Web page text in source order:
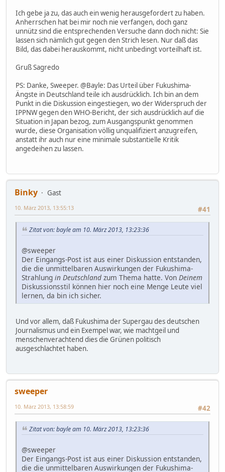
Ich gebe ja zu, das auch ein wenig herausgefordert zu haben.
Anherrschen hat bei mir noch nie verfangen, doch ganz
unnütz sind die entsprechenden Versuche dann doch nicht: Sie
lassen sich nämlich gut gegen den Strich lesen. Nur daß das
Bild, das dabei herauskommt, nicht unbedingt vorteilhaft ist.
Gruß Sagredo
PS: Danke, Sweeper. @Bayle: Das Urteil über Fukushima-
Ängste in Deutschland teile ich ausdrücklich. Ich bin an dem
Punkt in die Diskussion eingestiegen, wo der Widerspruch der
IPPNW gegen den WHO-Bericht, der sich ausdrücklich auf die
Situation in Japan bezog, zum Ausgangspunkt genommen
wurde, diese Organisation völlig unqualifiziert anzugreifen,
anstatt ihr auch nur eine minimale substantielle Kritik
angedeihen zu lassen.
Binky
Gast
#41
10. März 2013, 13:55:13
Zitat von: bayle am 10. März 2013, 13:23:36
@sweeper
Der Eingangs-Post ist aus einer Diskussion entstanden,
die die unmittelbaren Auswirkungen der Fukushima-
Strahlung in Deutschland zum Thema hatte. Von Deinem
Diskussionsstil können hier noch eine Menge Leute viel
lernen, da bin ich sicher.
Und vor allem, daß Fukushima der Supergau des deutschen
Journalismus und ein Exempel war, wie machtgeil und
menschenverachtend dies die Grünen politisch
ausgeschlachtet haben.
sweeper
#42
10. März 2013, 13:58:59
Zitat von: bayle am 10. März 2013, 13:23:36
@sweeper
Der Eingangs-Post ist aus einer Diskussion entstanden,
die die unmittelbaren Auswirkungen der Fukushima-